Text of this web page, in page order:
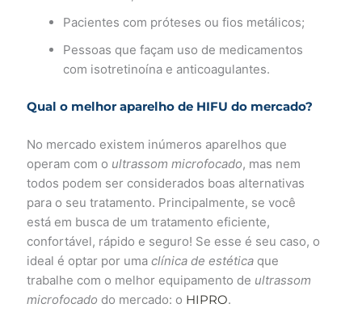
Pacientes com próteses ou fios metálicos;
Pessoas que façam uso de medicamentos
com isotretinoína e anticoagulantes.
Qual o melhor aparelho de HIFU do mercado?
No mercado existem inúmeros aparelhos que
operam com o ultrassom microfocado, mas nem
todos podem ser considerados boas alternativas
para o seu tratamento. Principalmente, se você
está em busca de um tratamento eficiente,
confortável, rápido e seguro! Se esse é seu caso, o
ideal é optar por umaclínica de estética que
trabalhe com o melhor equipamento de ultrassom
microfocado do mercado: o HIPRO.